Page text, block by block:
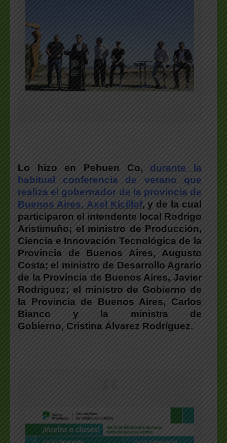
Lo hizo en Pehuen Co, durante la
habitual conferencia de verano que
realiza el gobernador de la provincia de
Buenos Aires, Axel Kicillof, y de la cual
participaron el intendente local Rodrigo
Aristimuño; el ministro de Producción,
Ciencia e Innovación Tecnológica de la
Provincia de Buenos Aires, Augusto
Costa; el ministro de Desarrollo Agrario
de la Provincia de Buenos Aires, Javier
Rodríguez; el ministro de Gobierno de
la Provincia de Buenos Aires, Carlos
Bianco y la ministra de
Gobierno, Cristina Álvarez Rodríguez.